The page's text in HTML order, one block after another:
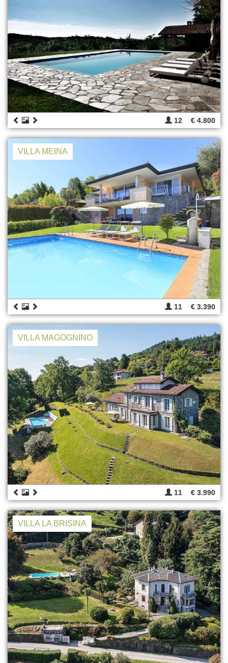
12 € 4.800
VILLA MEINA
11 € 3.390
VILLA MAGOGNINO
11 € 3.990
VILLA LA BRISINA